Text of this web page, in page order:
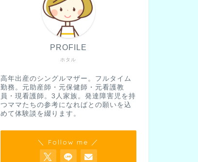
ホタル
PROFILE
高年出産のシングルマザー。フルタイム
勤務。元助産師・元保健師・元看護教
員・現看護師。3人家族。発達障害児を持
つママたちの参考になればとの願いを込
めて体験談を綴ります。
＼ Follow me ／